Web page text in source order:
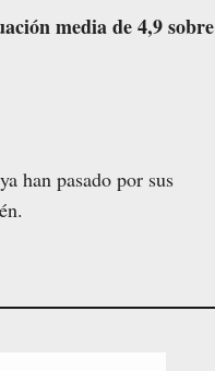
media de 4,9 sobre
han pasado por sus